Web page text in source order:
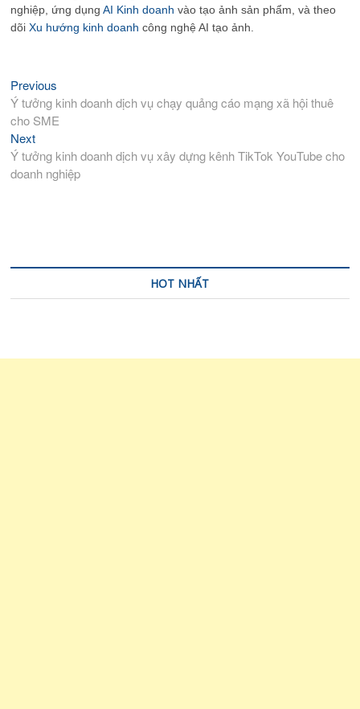
nghiệp, ứng dụngAI Kinh doanh vào tạo ảnh sản phẩm, và theo
dõiXu hướng kinh doanh công nghệ AI tạo ảnh.
Điều
hướng
bài
viết
Previous
post:
Ý tưởng kinh doanh dịch vụ chạy quảng cáo mạng xã hội thuê
cho SME
NextNext
post:
Ý tưởng kinh doanh dịch vụ xây dựng kênh TikTok YouTube cho
doanh nghiệp
HOT NHẤT